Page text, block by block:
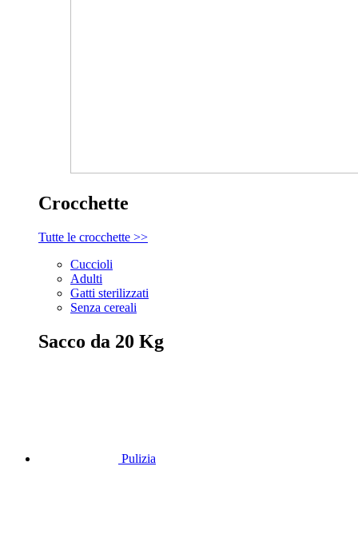
Crocchette
Tutte le crocchette >>
Cuccioli
Adulti
Gatti sterilizzati
Senza cereali
Sacco da 20 Kg
Pulizia